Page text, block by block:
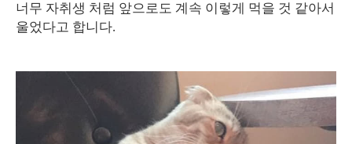
너무 자취생 처럼 앞으로도 계속 이렇게 먹을 것 같아서
울었다고 합니다.